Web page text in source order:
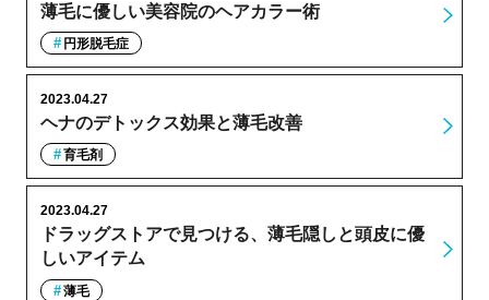
薄毛に優しい美容院のヘアカラー術
円形脱毛症
ヘナのデトックス効果と薄毛改善
2023.04.27
育毛剤
ドラッグストアで見つける、薄毛隠しと頭皮に優
しいアイテム
2023.04.27
薄毛